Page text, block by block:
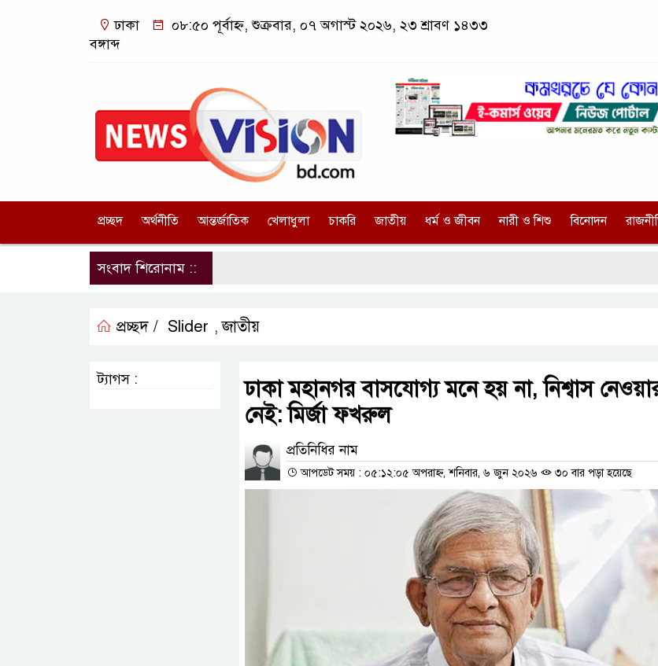
ঢাকা
০৮:৫০ পূর্বাহ্ন, শুক্রবার, ০৭ অগাস্ট ২০২৬, ২৩ শ্রাবণ ১৪৩৩
বঙ্গাব্দ
প্রচ্ছদ অর্থনীতি আন্তর্জাতিক খেলাধুলা চাকরি জাতীয় ধর্ম ও জীবন নারী ও শিশু বিনোদন
সংবাদ শিরোনাম ::
প্রচ্ছদ / Slider ,জাতীয়
ঢাকা মহানগর বাসযোগ্য মনে হয় না, নিশ্বাস
নেই: মির্জা ফখরুল
প্রতিনিধির নাম
আপডেট সময় : ০৫:১২:০৫ অপরাহ্ন, শনিবার, ৬ জুন ২০২৬ ৩০ বার পড়া হয়েছে
ট্যাগস :